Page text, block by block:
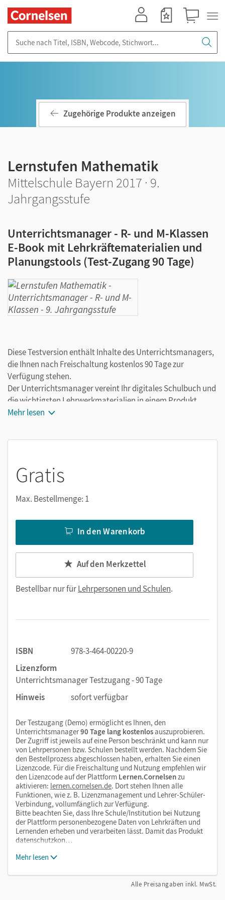
Zugehörige Produkte anzeigen
Lernstufen Mathematik
Mittelschule Bayern 2017 · 9.
Jahrgangsstufe
Unterrichtsmanager - R- und M-Klassen
E-Book mit Lehrkräftematerialien und
Planungstools (Test-Zugang 90 Tage)
Diese Testversion enthält Inhalte des Unterrichtsmanagers,
die Ihnen nach Freischaltung kostenlos 90 Tage zur
Verfügung stehen.
Der Unterrichtsmanager vereint Ihr digitales Schulbuch und
die wichtigsten Lehrwerkmaterialien in einem Produkt.
Ergänzt um hilfreiche Planungstools, vereinfacht er Ihre
Mehr lesen
Gratis
Max. Bestellmenge: 1
In den Warenkorb
Auf den Merkzettel
Bestellbar nur fürLehrpersonen und Schulen.
ISBN
978-3-464-00220-9
Lizenzform
Unterrichtsmanager Testzugang - 90 Tage
Hinweis
sofort verfügbar
Der Testzugang (Demo) ermöglicht es Ihnen, den
Unterrichtsmanager90 Tage lang kostenlosauszuprobieren.
Der Zugriff ist jeweils auf eine Person beschränkt und kann nur
von Lehrpersonen bzw. Schulen bestellt werden. Nachdem Sie
den Bestellprozess abgeschlossen haben, erhalten Sie einen
Lizenzcode. Für die Freischaltung und Nutzung empfehlen wir
den Lizenzcode auf der Plattform Lernen.Cornelsenzu
aktivieren: lernen.cornelsen.de. Dort stehen Ihnen alle
Funktionen, wie z. B. Lizenzmanagement und Lehrer-Schüler-
Verbindung, vollumfänglich zur Verfügung.
Bitte beachten Sie, dass Ihre Schule/Institution bei Nutzung
der Plattform personenbezogene Daten von Lehrkräften und
Lernenden erheben und verarbeiten lässt. Damit das Produkt
datenschutzkon…
Mehr lesen
Alle Preisangaben inkl. MwSt.